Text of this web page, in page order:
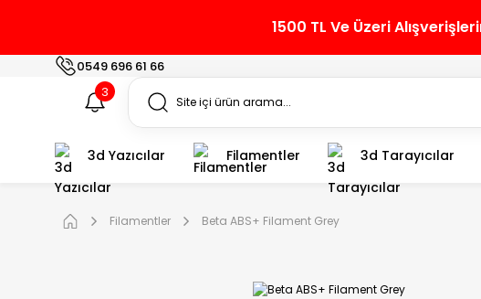
1500 TL Ve Üzeri
0549 696 61 66
3
3d Yazıcılar Filamentler 3d Tarayıcılar
Filamentler Beta ABS+ Filament Grey